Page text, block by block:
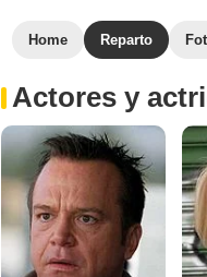
Home Reparto
Actores y